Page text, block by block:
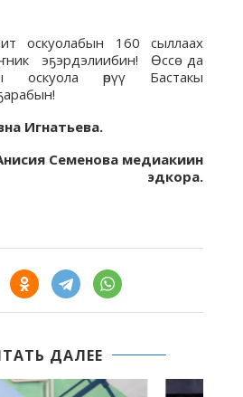
оскуолабын 160 сыллаах
эҕэрдэлиибин! Өссө да
оскуола өрүү Бастакы
Игнатьева.
Семенова медиакиин
эдкора.
ДАЛЕЕ